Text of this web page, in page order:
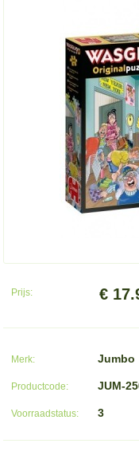
Prijs: €
Merk: Jumbo
Productcode: JUM-
Voorraadstatus: 3